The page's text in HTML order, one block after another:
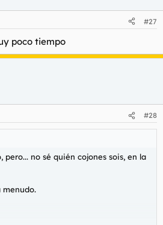
#27
poco tiempo
#28
pero... no sé quién cojones sois, en la
menudo.